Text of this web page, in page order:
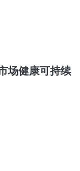
场健康可持续